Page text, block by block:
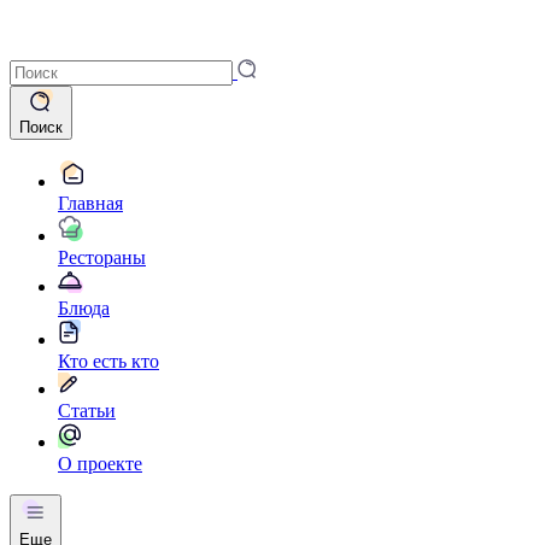
Поиск
Главная
Рестораны
Блюда
Кто есть кто
Статьи
О проекте
Еще